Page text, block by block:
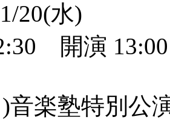
20(水)
開演
音楽塾特別公